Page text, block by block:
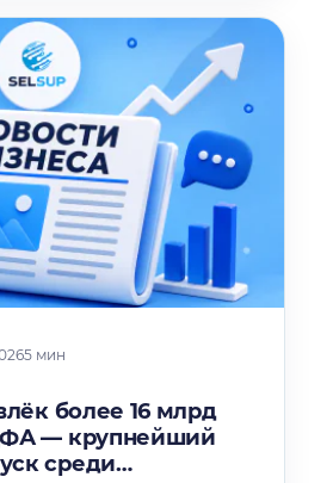
5 мин
более 16 млрд
— крупнейший
среди